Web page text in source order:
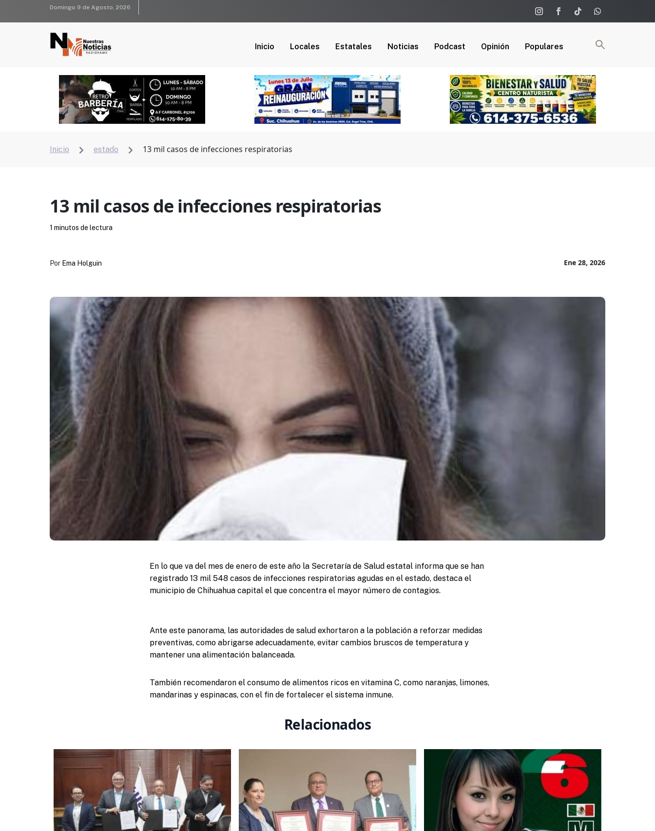
Domingo 9 de Agosto, 2026
Inicio Locales Estatales Noticias Podcast Opinión Populares
Inicio  estado  13 mil casos de infecciones respiratorias
13 mil casos de infecciones respiratorias
Ene 28, 2026
Por Ema Holguin
1 minutos de lectura
En lo que va del mes de enero de este año la Secretaría de Salud estatal informa que se han
registrado 13 mil 548 casos de infecciones respiratorias agudas en el estado, destaca el
municipio de Chihuahua capital el que concentra el mayor número de contagios.
Ante este panorama, las autoridades de salud exhortaron a la población a reforzar medidas
preventivas, como abrigarse adecuadamente, evitar cambios bruscos de temperatura y
mantener una alimentación balanceada.
También recomendaron el consumo de alimentos ricos en vitamina C, como naranjas, limones,
mandarinas y espinacas, con el fin de fortalecer el sistema inmune.
Relacionados